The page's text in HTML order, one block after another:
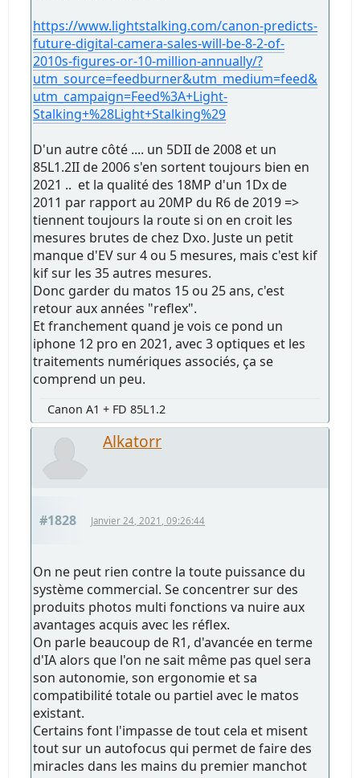
https://www.lightstalking.com/canon-predicts-
future-digital-camera-sales-will-be-8-2-of-
2010s-figures-or-10-million-annually/?
utm_source=feedburner&utm_medium=feed&
utm_campaign=Feed%3A+Light-
Stalking+%28Light+Stalking%29
D'un autre côté .... un 5DII de 2008 et un
85L1.2II de 2006 s'en sortent toujours bien en
2021 .. et la qualité des 18MP d'un 1Dx de
2011 par rapport au 20MP du R6 de 2019 =>
tiennent toujours la route si on en croit les
mesures brutes de chez Dxo. Juste un petit
manque d'EV sur 4 ou 5 mesures, mais c'est kif
kif sur les 35 autres mesures.
Donc garder du matos 15 ou 25 ans, c'est
retour aux années "reflex".
Et franchement quand je vois ce pond un
iphone 12 pro en 2021, avec 3 optiques et les
traitements numériques associés, ça se
comprend un peu.
Canon A1 + FD 85L1.2
Alkatorr
#1828 Janvier 24, 2021, 09:26:44
On ne peut rien contre la toute puissance du
système commercial. Se concentrer sur des
produits photos multi fonctions va nuire aux
avantages acquis avec les réflex.
On parle beaucoup de R1, d'avancée en terme
d'IA alors que l'on ne sait même pas quel sera
son autonomie, son ergonomie et sa
compatibilité totale ou partiel avec le matos
existant.
Certains font l'impasse de tout cela et misent
tout sur un autofocus qui permet de faire des
miracles dans les mains du premier manchot